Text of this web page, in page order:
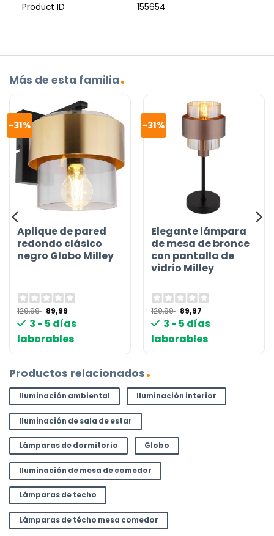
Product ID
155654
Más de esta familia
-31%
Aplique de pared
redondo clásico
negro Globo Milley
129,99 El
precio
original
129,99 €.
89,99
actual
89,99 €.
3 - 5 días
laborables
-31%
Elegante lámpara
de mesa de bronce
con pantalla de
vidrio Milley
129,99 El
precio
original
129,99 €.
89,97
actual
89,97 €.
3 - 5 días
laborables
Productos relacionados
Iluminación ambiental Iluminación interior
Iluminación de sala de estar
Lámparas de dormitorio Globo
Iluminación de mesa de comedor
Lámparas de techo
Lámparas de técho mesa comedor